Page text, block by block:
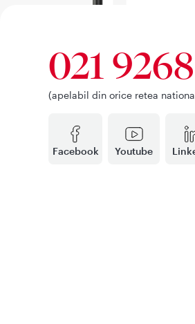
Facebook Youtube
021 9268
(apelabil din orice retea